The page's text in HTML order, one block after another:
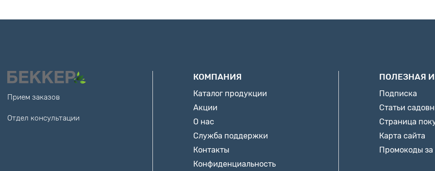
Прием заказов
Отдел консультации
КОМПАНИЯ
Каталог продукции
Акции
О нас
Служба поддержки
Контакты
Конфиденциальность
ПОЛЕЗНАЯ
Подписка
Статьи
Страница
Карта сайта
Промокоды за